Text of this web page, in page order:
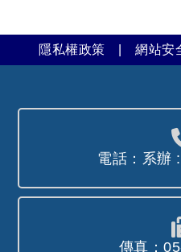
隱私權政策 |網站安
電話：系辦
傳真：